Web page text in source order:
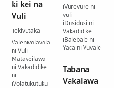
ki kei na
Vuli
Tekivutaka
Valenivolavola
ni Vuli
Mataveilawa
ni Vakadidike
ni
iVolatukutuku
iVurevure ni
vuli
iDusidusi ni
Vakadidike
iBalebale ni
Yaca ni Vuvale
Tabana
Vakalawa